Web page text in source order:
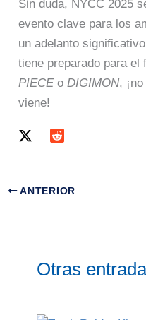
Sin duda, NYCC 2025
evento clave para los
un adelanto
tiene preparado para el
PIECEoDIGIMON,
viene!
ANTERIOR
Otras